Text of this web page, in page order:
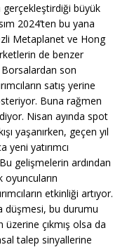
gerçekleştirdiği büyük
2024’ten bu yana
Metaplanet ve Hong
de benzer
son
satış yerine
Buna rağmen
Nisan ayında spot
yaşanırken, geçen yıl
yatırımcı
gelişmelerin ardından
oyuncuların
etkinliği artıyor.
düşmesi, bu durumu
çıkmış olsa da
talep sinyallerine